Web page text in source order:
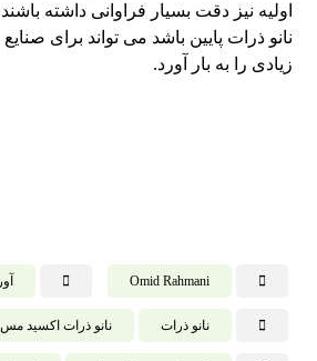
اولیه نیز دقت بسیار فراوانی داشته
نانو ذرات پایین باشد می تواند برای
زیادی را به بار آورد.
Omid Rahmani
نانو ذرات نانو ذرات اکسید مس